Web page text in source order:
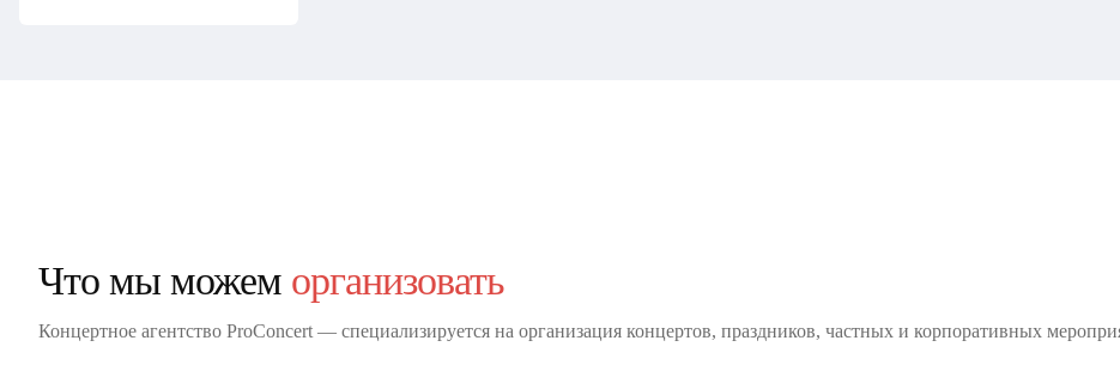
Что мы можем организовать
Концертное агентство ProConcert — cпециализируется на организация концертов, праздников, частных и корпоративных
Корпоратив Свадьбу